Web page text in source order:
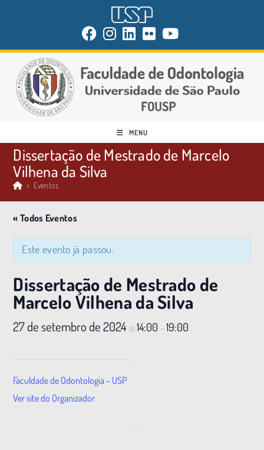
MENU
Dissertação de Mestrado de Marcelo
Vilhena da Silva
> Eventos
« Todos Eventos
Este evento já passou.
Dissertação de Mestrado de
Marcelo Vilhena da Silva
27 de setembro de 2024 @14:00 –19:00
Faculdade de Odontologia – USP
Ver site do Organizador